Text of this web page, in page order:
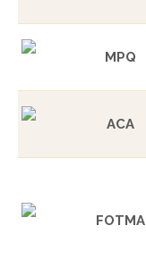
MPQ
ACA
FOTMA